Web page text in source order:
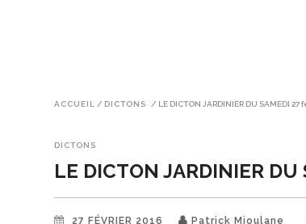
ACCUEIL / DICTONS / LE DICTON JARDINIER DU SAMEDI 27
DICTONS
LE DICTON JARDINIER
27 FÉVRIER 2016 Patrick Mioulane